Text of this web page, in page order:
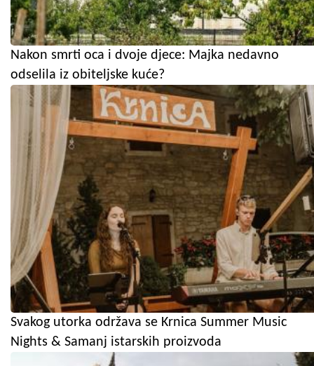
Nakon smrti oca i dvoje djece: Majka nedavno
odselila iz obiteljske kuće?
Svakog utorka održava se Krnica Summer Music
Nights & Samanj istarskih proizvoda